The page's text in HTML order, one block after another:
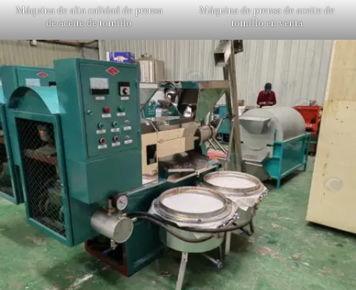
Máquina de alta calidad de prensa
de aceite de tornillo
Máquina de prensa de aceite de
tornillo en venta